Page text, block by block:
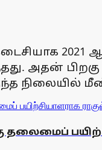
2021
அதன்
நிலையில்